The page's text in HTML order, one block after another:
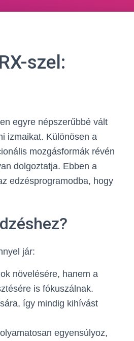
szel:
egyre népszerűbbé vált
izmaikat. Különösen a
mozgásformák révén
dolgoztatja. Ebben a
edzésprogramodba, hogy
jár:
növelésére, hanem a
is fókuszálnak.
így mindig kihívást
egyensúlyoz,